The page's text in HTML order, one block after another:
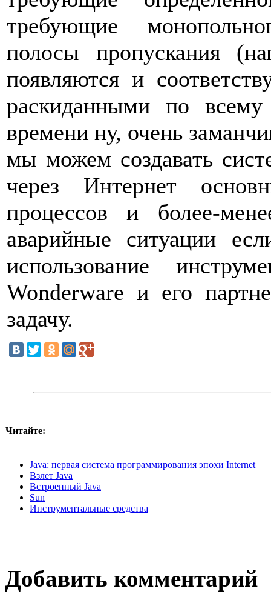
требующие
полосы пропускания
появляются и
раскиданными по
времени ну, очень
мы можем создавать
через Интернет
процессов и более-
аварийные ситуации
использование
Wonderware и его
задачу.
Читайте:
Java: первая система программирования эпохи Internet
Взлет Java
Встроенный Java
Sun
Инструментальные средства
Добавить комментарий